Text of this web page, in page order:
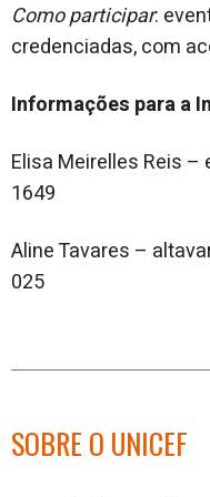
Como participar:
credenciadas, com
Informações para a
Elisa Meirelles Reis
1649
Aline Tavares –
025
SOBRE O UNICEF